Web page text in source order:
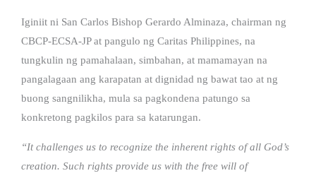
Iginiit ni San Carlos Bishop Gerardo Alminaza, chairman ng
CBCP-ECSA-JP at pangulo ng Caritas Philippines, na
tungkulin ng pamahalaan, simbahan, at mamamayan na
pangalagaan ang karapatan at dignidad ng bawat tao at ng
buong sangnilikha, mula sa pagkondena patungo sa
konkretong pagkilos para sa katarungan.
“It challenges us to recognize the inherent rights of all God’s
creation. Such rights provide us with the free will of